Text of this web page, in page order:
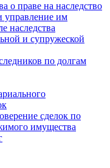
о праве на наследство
управление им
наследства
и супружеской
по долгам
сделок по
имущества